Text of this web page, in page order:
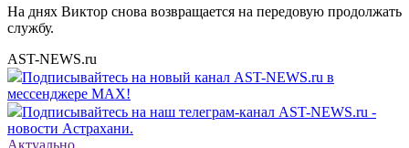
На днях Виктор снова возвращается на передовую продолжать
службу.
AST-NEWS.ru
Подписывайтесь на новый канал AST-NEWS.ru в
мессенджере MAX!
Подписывайтесь на наш телеграм-канал AST-NEWS.ru -
новости Астрахани.
Актуально